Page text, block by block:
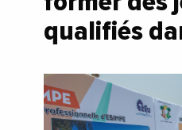
qualifiés